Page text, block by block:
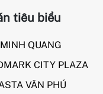
tiêu biểu
QUANG
CITY PLAZA
VĂN PHÚ